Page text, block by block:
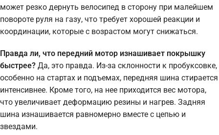
может резко дернуть велосипед в сторону при малейшем
повороте руля на газу, что требует хорошей реакции и
координации, которые с возрастом могут снижаться.
Правда ли, что передний мотор изнашивает покрышку
быстрее? Да, это правда. Из-за склонности к пробуксовке,
особенно на стартах и подъемах, передняя шина стирается
интенсивнее. Кроме того, на нее приходится вес мотора,
что увеличивает деформацию резины и нагрев. Задняя
шина изнашивается равномерно вместе с цепью и
звездами.